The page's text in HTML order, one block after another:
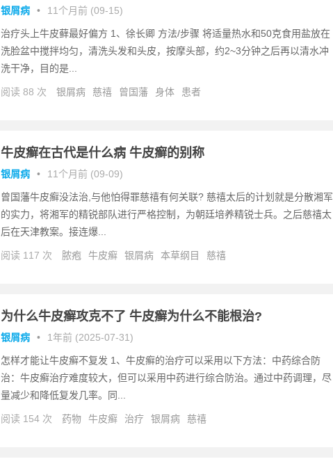
银屑病 • 11个月前 (09-15)
治疗头上牛皮藓最好偏方 1、徐长卿 方法/步骤 将适量热水和50克食用盐放在
洗脸盆中搅拌均匀，清洗头发和头皮，按摩头部，约2~3分钟之后再以清水冲
洗干净，目的是...
阅读 88 次 银屑病 慈禧 曾国藩 身体 患者
牛皮癣在古代是什么病 牛皮癣的别称
银屑病 • 11个月前 (09-09)
曾国藩牛皮癣没法治,与他怕得罪慈禧有何关联? 慈禧太后的计划就是分散湘军
的实力，将湘军的精锐部队进行严格控制，为朝廷培养精锐士兵。之后慈禧太
后在天津教案。接连爆...
阅读 117 次 脓疱 牛皮癣 银屑病 本草纲目 慈禧
为什么牛皮癣攻克不了 牛皮癣为什么不能根治?
银屑病 • 1年前 (2025-07-31)
怎样才能让牛皮癣不复发 1、牛皮癣的治疗可以采用以下方法：中药综合防
治：牛皮癣治疗难度较大，但可以采用中药进行综合防治。通过中药调理，尽
量减少和降低复发几率。同...
阅读 154 次 药物 牛皮癣 治疗 银屑病 慈禧